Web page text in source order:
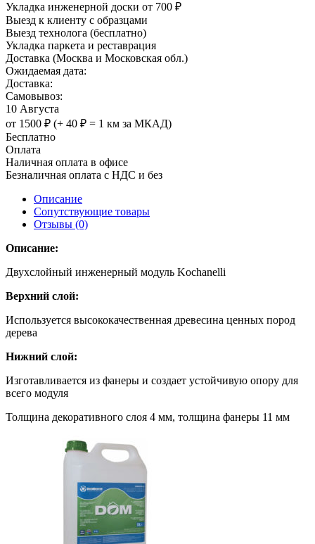
Укладка инженерной доски от 700 ₽
Выезд к клиенту с образцами
Выезд технолога (бесплатно)
Укладка паркета и реставрация
Доставка (Москва и Московская обл.)
Ожидаемая дата:
Доставка:
Самовывоз:
10 Августа
от 1500 ₽ (+ 40 ₽ = 1 км за МКАД)
Бесплатно
Оплата
Наличная оплата в офисе
Безналичная оплата с НДС и без
Описание
Сопутствующие товары
Отзывы (0)
Описание:
Двухслойный инженерный модуль Kochanelli
Верхний слой:
Используется высококачественная древесина ценных пород
дерева
Нижний слой:
Изготавливается из фанеры и создает устойчивую опору для
всего модуля
Толщина декоративного слоя 4 мм, толщина фанеры 11 мм